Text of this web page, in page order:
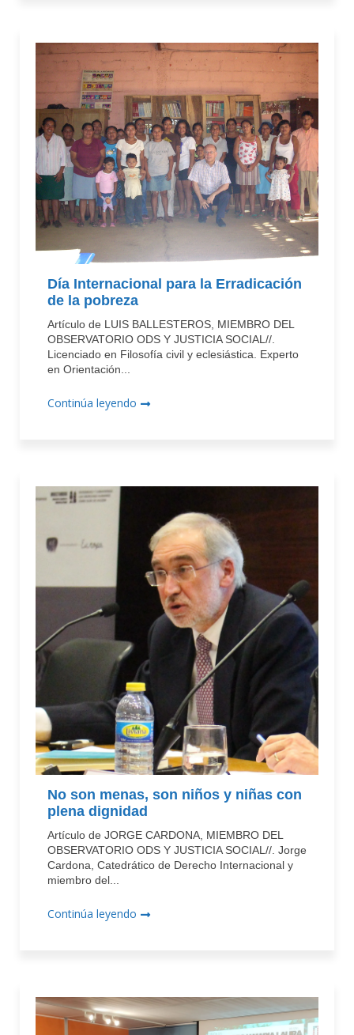
Día Internacional para la Erradicación
de la pobreza
Artículo de LUIS BALLESTEROS, MIEMBRO DEL
OBSERVATORIO ODS Y JUSTICIA SOCIAL//.
Licenciado en Filosofía civil y eclesiástica. Experto
en Orientación...
Continúa leyendo
No son menas, son niños y niñas con
plena dignidad
Artículo de JORGE CARDONA, MIEMBRO DEL
OBSERVATORIO ODS Y JUSTICIA SOCIAL//. Jorge
Cardona, Catedrático de Derecho Internacional y
miembro del...
Continúa leyendo